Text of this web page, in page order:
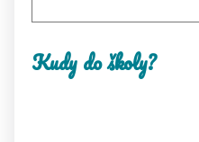
Kudy do školy?